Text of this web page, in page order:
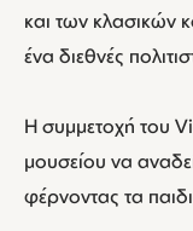
και των κλασικών
ένα διεθνές
Η συμμετοχή του
μουσείου να
φέρνοντας τα